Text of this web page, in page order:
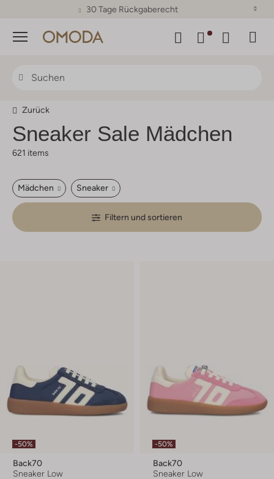
30 Tage Rückgaberecht
Menü
Zurück
Sneaker Sale Mädchen
621 items
Mädchen Sneaker
Filtern und sortieren
-50%
Back70
Sneaker Low
-50%
Back70
Sneaker Low